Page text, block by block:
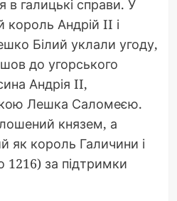
в галицькі справи. У
король Андрій II і
Білий уклали угоду,
до угорського
Андрія II,
Лешка Саломеєю.
князем, а
як король Галичини і
1216) за підтримки